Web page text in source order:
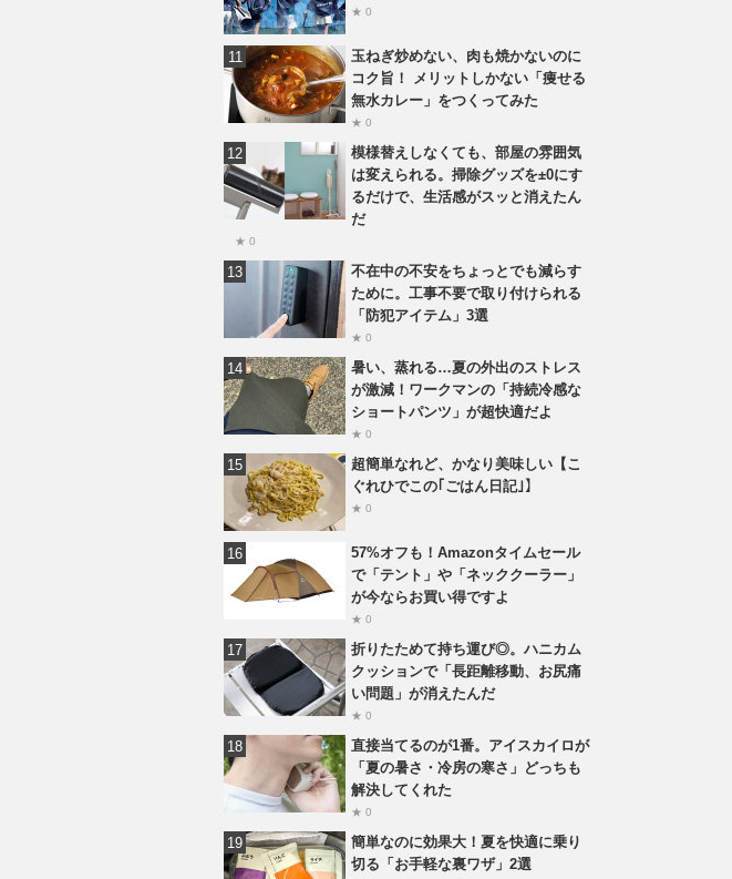
★ 0
玉ねぎ炒めない、肉も焼かないのに
コク旨！ メリットしかない「痩せる
無水カレー」をつくってみた
★ 0
模様替えしなくても、部屋の雰囲気
は変えられる。掃除グッズを±0にす
るだけで、生活感がスッと消えたん
だ
★ 0
不在中の不安をちょっとでも減らす
ために。工事不要で取り付けられる
「防犯アイテム」3選
★ 0
暑い、蒸れる…夏の外出のストレス
が激減！ワークマンの「持続冷感な
ショートパンツ」が超快適だよ
★ 0
超簡単なれど、かなり美味しい【こ
ぐれひでこの｢ごはん日記｣】
★ 0
57%オフも！Amazonタイムセール
で「テント」や「ネッククーラー」
が今ならお買い得ですよ
★ 0
折りたためて持ち運び◎。ハニカム
クッションで「長距離移動、お尻痛
い問題」が消えたんだ
★ 0
直接当てるのが1番。アイスカイロが
「夏の暑さ・冷房の寒さ」どっちも
解決してくれた
★ 0
簡単なのに効果大！夏を快適に乗り
切る「お手軽な裏ワザ」2選